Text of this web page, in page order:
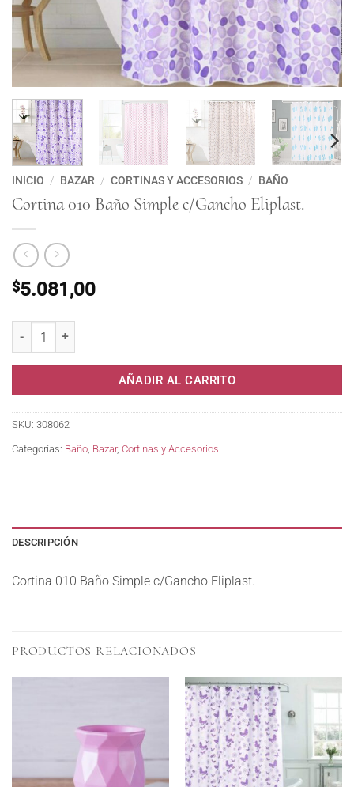
INICIO / BAZAR / CORTINAS Y ACCESORIOS / BAÑO
Cortina 010 Baño Simple c/Gancho Eliplast.
$5.081,00
AÑADIR AL CARRITO
SKU: 308062
Categorías: Baño, Bazar, Cortinas y Accesorios
DESCRIPCIÓN
Cortina 010 Baño Simple c/Gancho Eliplast.
PRODUCTOS RELACIONADOS